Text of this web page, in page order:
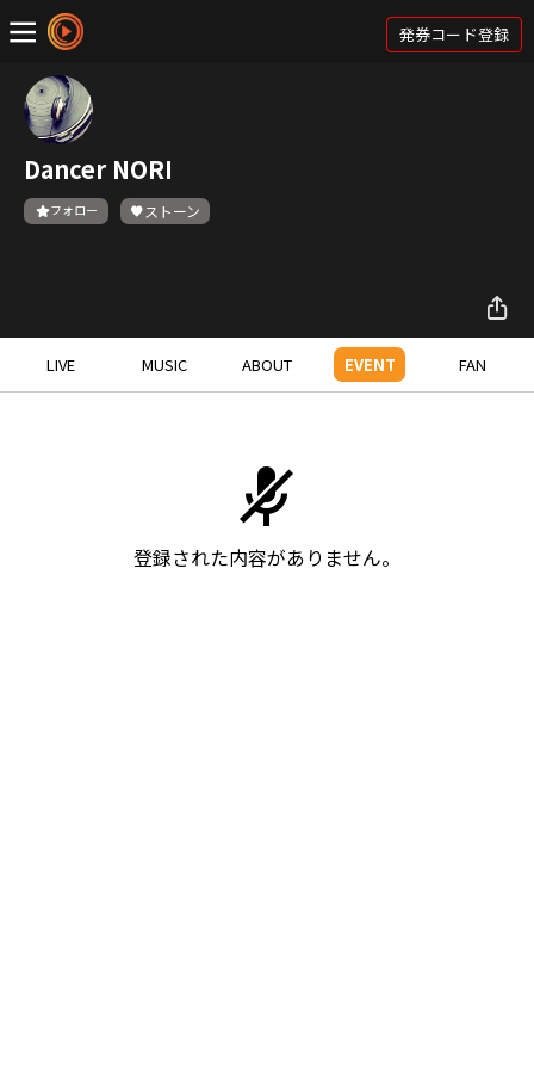
発券コード登録
Dancer NORI
フォロー ストーン
LIVE MUSIC ABOUT EVENT FAN
登録された内容がありません。